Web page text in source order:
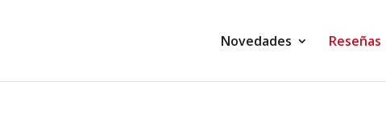
Novedades Reseñas